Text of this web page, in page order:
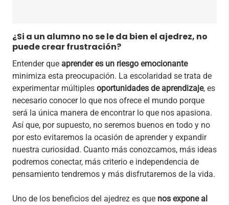
¿Si a un alumno no se le da bien el ajedrez, no
puede crear frustración?
Entender que aprender es un riesgo emocionante
minimiza esta preocupación. La escolaridad se trata de
experimentar múltiples oportunidades de aprendizaje, es
necesario conocer lo que nos ofrece el mundo porque
será la única manera de encontrar lo que nos apasiona.
Así que, por supuesto, no seremos buenos en todo y no
por esto evitaremos la ocasión de aprender y expandir
nuestra curiosidad. Cuanto más conozcamos, más ideas
podremos conectar, más criterio e independencia de
pensamiento tendremos y más disfrutaremos de la vida.
Uno de los beneficios del ajedrez es que nos expone al